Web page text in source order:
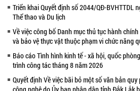
Triển khai Quyết định số 2044/QĐ-
Thể thao và Du lịch
Về việc công bố Danh mục thủ tục hành
và bảo vệ thực vật thuộc phạm vi chức năng
Báo cáo Tình hình kinh tế - xã hội, quốc
trình công tác tháng 8 năm 2026
Quyết định Về việc bãi bỏ một số văn bản